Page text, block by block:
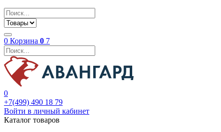
0 Корзина 0 7
0
+7(499) 490 18 79
Войти в личный кабинет
Каталог товаров